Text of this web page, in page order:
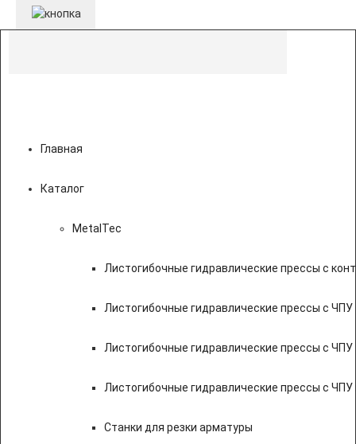
Главная
Каталог
MetalTec
Листогибочные гидравлические прессы с
Листогибочные гидравлические прессы с
Листогибочные гидравлические прессы с ЧПУ
Листогибочные гидравлические прессы с
Станки для резки арматуры